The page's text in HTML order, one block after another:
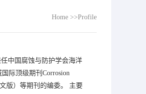
Home >>Profile
中国腐蚀与防护学会海洋
际顶级期刊Corrosion
文版）等期刊的编委。 主要